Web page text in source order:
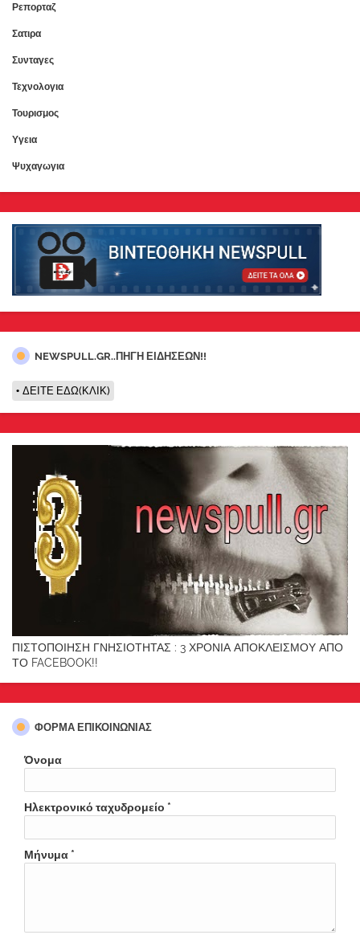
Ρεπορταζ
Σατιρα
Συνταγες
Τεχνολογια
Τουρισμος
Υγεια
Ψυχαγωγια
NEWSPULL.GR..ΠΗΓΗ ΕΙΔΗΣΕΩΝ!!
ΔΕΙΤΕ ΕΔΩ(ΚΛΙΚ)
ΠΙΣΤΟΠΟΙΗΣΗ ΓΝΗΣΙΟΤΗΤΑΣ : 3 ΧΡΟΝΙΑ ΑΠΟΚΛΕΙΣΜΟΥ ΑΠΟ
ΤΟ FACEBOOK!!
ΦΌΡΜΑ ΕΠΙΚΟΙΝΩΝΊΑΣ
Όνομα
Ηλεκτρονικό ταχυδρομείο *
Μήνυμα *